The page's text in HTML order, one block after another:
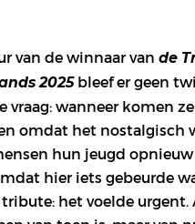
van de winnaar van de
2025bleef er geen
vraag: wanneer komen ze
omdat het nostalgisch
hun jeugd
hier iets gebeurde
het voelde urgent.